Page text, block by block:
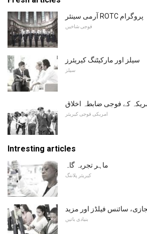
آرمی سینئر ROTC پروگرام
فوجی شاخیں
سیلز اور مارکیٹنگ کیریئرز
سیلز
کے فوجی ضابطہ اخلاق
امریکی فوجی کیریئر
Intresting articles
ماہر تجربہ گاہ
کیریئر پلاننگ
سائنس فیلڈز اور مزید
بنیادی باتیں